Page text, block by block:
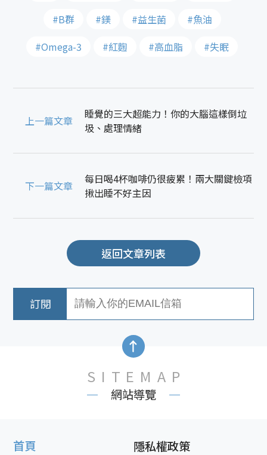
#B群
#鎂 #益生菌
#魚油
#Omega-3
#紅麴 #高血脂 #失眠
上一篇文章
睡覺的三大超能力！你的大腦這樣倒垃
圾、處理情緒
下一篇文章
每日喝4杯咖啡仍很疲累！兩大關鍵檢項
揪出睡不好主因
返回文章列表
SITEMAP
網站導覽
首頁 隱私權政策